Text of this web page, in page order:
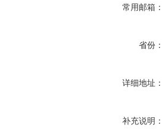
常用邮箱：
省份：
详细地址：
补充说明：